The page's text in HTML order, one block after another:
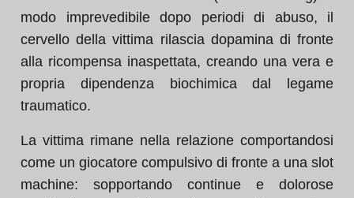
modo imprevedibile dopo periodi di abuso, il
cervello della vittima rilascia dopamina di fronte
alla ricompensa inaspettata, creando una vera e
propria dipendenza biochimica dal legame
traumatico.
La vittima rimane nella relazione comportandosi
come un giocatore compulsivo di fronte a una slot
machine: sopportando continue e dolorose